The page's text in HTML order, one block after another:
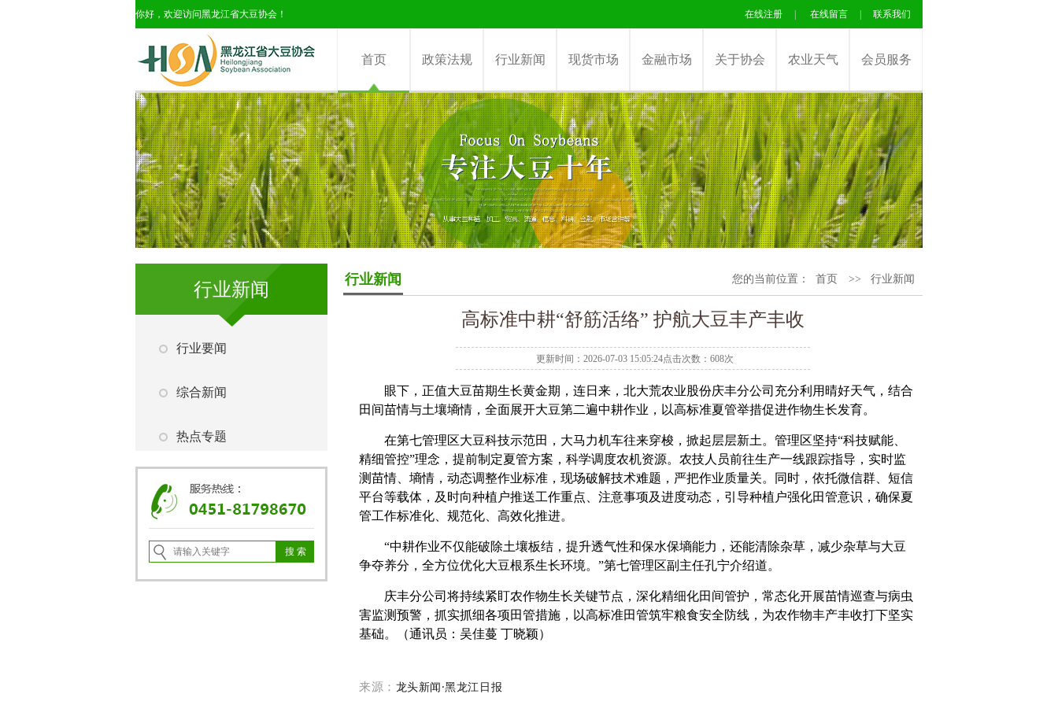
你好，欢迎访问黑龙江省大豆协会！ 在线注册 在线留言 联系我们
首页 政策法规 行业新闻 现货市场 金融市场 关于协会 农业天气 会员服务
行业新闻
行业要闻
综合新闻
热点专题
行业新闻 您的当前位置： 首页 >> 行业新闻
高标准中耕“舒筋活络” 护航大豆丰产丰收
更新时间：2026-07-03 15:05:24点击次数：608次
眼下，正值大豆苗期生长黄金期，连日来，北大荒农业股份庆丰分公司充分利用晴好天气，结合
田间苗情与土壤墒情，全面展开大豆第二遍中耕作业，以高标准夏管举措促进作物生长发育。
在第七管理区大豆科技示范田，大马力机车往来穿梭，掀起层层新土。管理区坚持“科技赋能、
精细管控”理念，提前制定夏管方案，科学调度农机资源。农技人员前往生产一线跟踪指导，实时监
测苗情、墒情，动态调整作业标准，现场破解技术难题，严把作业质量关。同时，依托微信群、短信
平台等载体，及时向种植户推送工作重点、注意事项及进度动态，引导种植户强化田管意识，确保夏
管工作标准化、规范化、高效化推进。
“中耕作业不仅能破除土壤板结，提升透气性和保水保墒能力，还能清除杂草，减少杂草与大豆
争夺养分，全方位优化大豆根系生长环境。”第七管理区副主任孔宁介绍道。
庆丰分公司将持续紧盯农作物生长关键节点，深化精细化田间管护，常态化开展苗情巡查与病虫
害监测预警，抓实抓细各项田管措施，以高标准田管筑牢粮食安全防线，为农作物丰产丰收打下坚实
基础。（通讯员：吴佳蔓 丁晓颖）
来源： 龙头新闻·黑龙江日报